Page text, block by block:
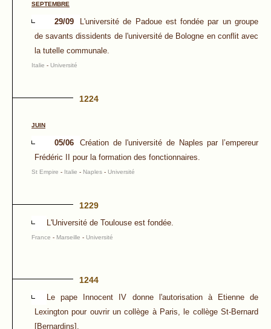
SEPTEMBRE
29/09
L'université de Padoue est fondée par un groupe
de savants dissidents de l'université de Bologne en conflit avec
la tutelle communale.
Italie - Université
1224
JUIN
05/06
Création de l'université de Naples par l’empereur
Frédéric II pour la formation des fonctionnaires.
St Empire - Italie - Naples - Université
1229
L'Université de Toulouse est fondée.
France - Marseille - Université
1244
Le pape Innocent IV donne l'autorisation à Etienne de
Lexington pour ouvrir un collège à Paris, le collège St-Bernard
[Bernardins].